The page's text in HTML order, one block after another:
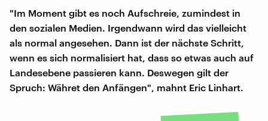
"Im Moment gibt es noch Aufschreie, zumindest in
den sozialen Medien. Irgendwann wird das vielleicht
als normal angesehen. Dann ist der nächste Schritt,
wenn es sich normalisiert hat, dass so etwas auch auf
Landesebene passieren kann. Deswegen gilt der
Spruch: Währet den Anfängen", mahnt Eric Linhart.